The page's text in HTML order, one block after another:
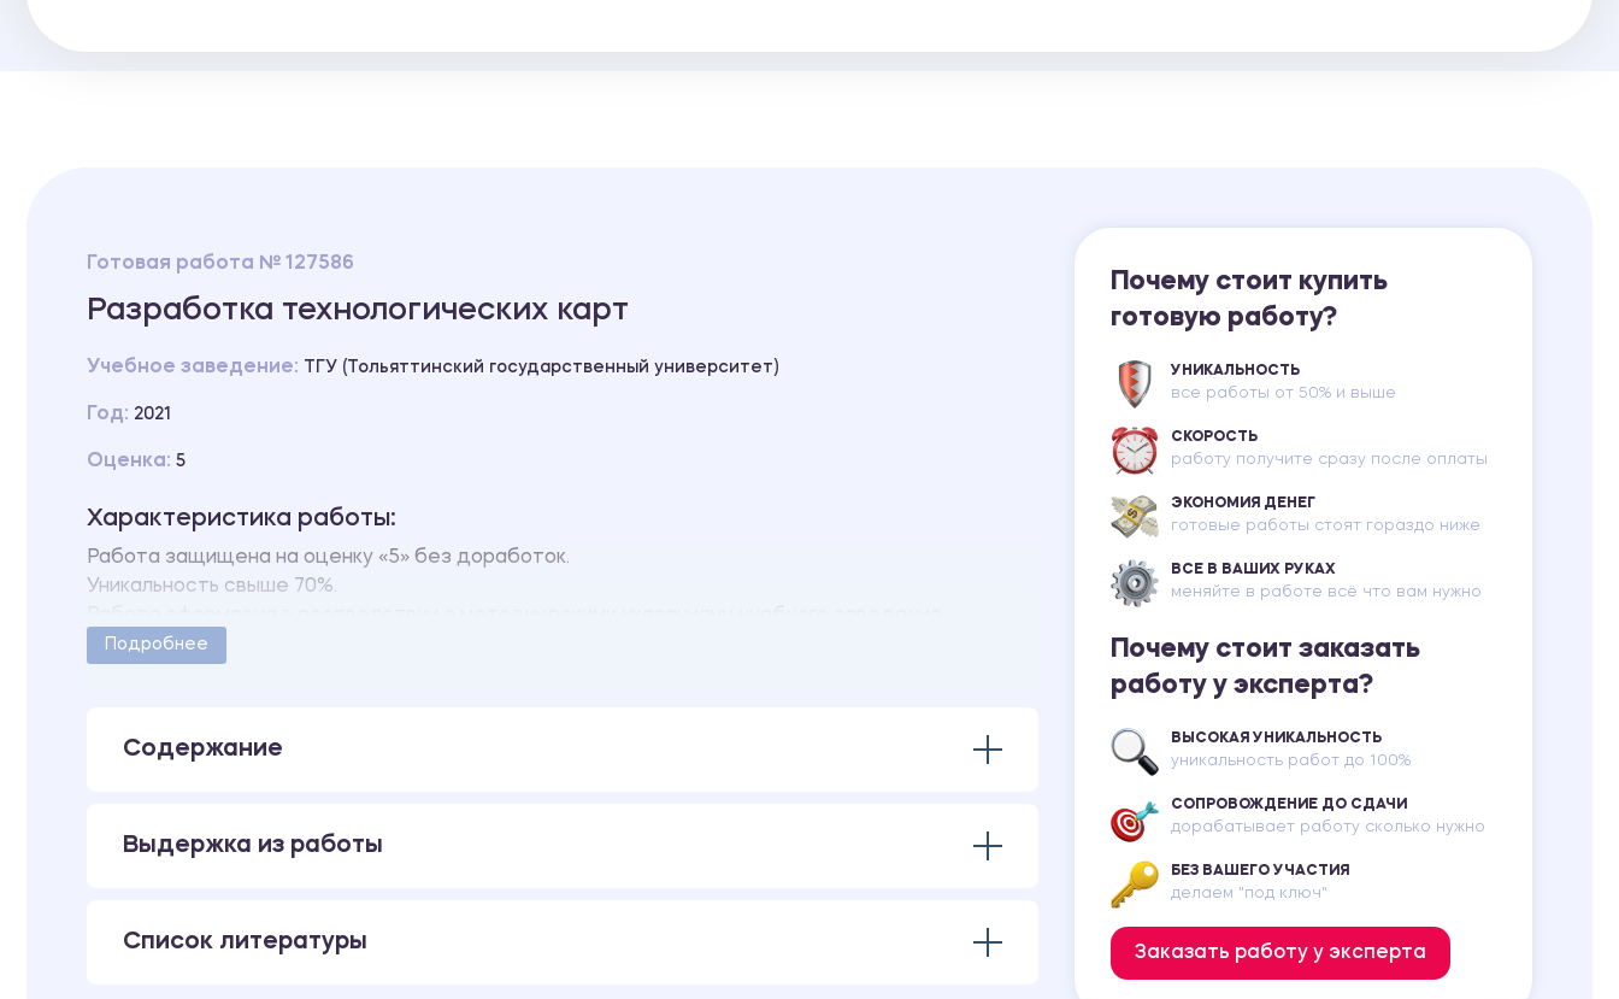
Готовая работа № 127586
Разработка технологических карт
Учебное заведение: ТГУ (Тольяттинский государственный университет)
Год: 2021
Оценка: 5
Характеристика работы:
Работа защищена на оценку «5» без доработок.
Уникальность свыше 70%.
Количество страниц - 36.
Подробнее
Содержание
Выдержка из работы
Список литературы
Почему стоит купить
готовую работу?
УНИКАЛЬНОСТЬ
все работы от 50% и выше
СКОРОСТЬ
работу получите сразу после оплаты
ЭКОНОМИЯ ДЕНЕГ
готовые работы стоят гораздо ниже
ВСЕ В ВАШИХ РУКАХ
меняйте в работе всё что вам нужно
Почему стоит заказать
работу у эксперта?
ВЫСОКАЯ УНИКАЛЬНОСТЬ
уникальность работ до 100%
СОПРОВОЖДЕНИЕ ДО СДАЧИ
дорабатывает работу сколько нужно
БЕЗ ВАШЕГО УЧАСТИЯ
делаем "под ключ"
Заказать работу у эксперта